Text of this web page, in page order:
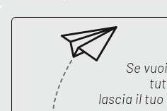
CALABRIAVISIONE
Destinazioni
Eventi
Se
lascia il